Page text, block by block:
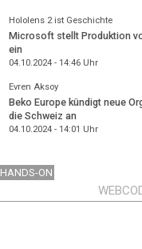
Hololens 2 ist Geschichte
Microsoft stellt Produktion
ein
04.10.2024 - 14:46Uhr
Evren Aksoy
Beko Europe kündigt neue
die Schweiz an
04.10.2024 - 14:01 Uhr
HANDS-ON